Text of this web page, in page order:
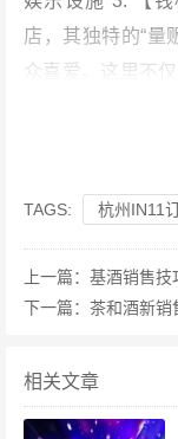
店，其独特的“量
众喜爱。这里不
境，是家庭和朋
民价格 4. 【麦
业的DJ和调音师
生日派对还是庆
品质服务、专业
豪华的VIP包厢
乐体验的不二之
【欢乐颂KTV】
TAGS: 杭州IN11
上一篇： 基酒销售技巧和话术培训
下一篇： 茶和酒新销售方法（
相关文章